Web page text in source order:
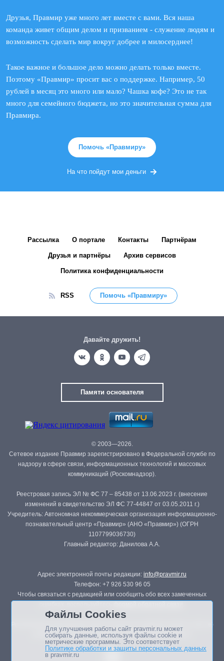
Друзья, Правмир уже много лет вместе с вами. Вся наша
команда живет общим делом и призванием - служение людям и
возможность сделать мир вокруг добрее и милосерднее!
Такое важное и большое дело можно делать только вместе.
Поэтому «Правмир» просит вас о поддержке. Например, 50
рублей в месяц это много или мало? Чашка кофе? Это не так
много для семейного бюджета, но это значительная сумма для
Правмира.
Помочь «Правмиру»
На что пойдут мои деньги
Рассылка О портале Контакты Партнёрам
Друзья и партнёры Архив сервисов
Политика конфиденциальности
RSS Помочь «Правмиру»
Давайте дружить!
Памяти основателя
© 2003—2026.
Сетевое издание Правмир зарегистрировано в Федеральной службе по
надзору в сфере связи, информационных технологий и массовых
коммуникаций (Роскомнадзор).
Реестровая запись ЭЛ № ФС 77 – 85438 от 13.06.2023 г. (внесение
изменений в свидетельство ЭЛ ФС 77-44847 от 03.05.2011 г.)
Учредитель: Автономная некоммерческая организация информационно-
познавательный центр «Правмир» (АНО «Правмир») (ОГРН
1107799036730)
Главный редактор: Данилова А.А.
Адрес электронной почты редакции: info@pravmir.ru
Телефон: +7 926 530 96 05
Чтобы связаться с редакцией или сообщить обо всех замеченных
Републикация материалов сайта в печатных изданиях (книгах, прессе)
возможна только с письменного разрешения редакции.
Файлы Cookies
Для улучшения работы сайт pravmir.ru может
собирать данные, используя файлы cookie и
метрические программы. Это соответствует
Политике обработки и защиты персональных данных
в pravmir.ru